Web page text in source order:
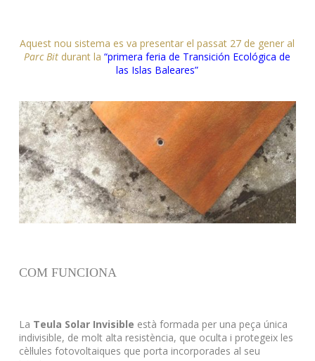
Aquest nou sistema es va presentar el passat 27 de gener al
Parc Bit durant la“primera feria de Transición Ecológica de
las Islas Baleares”
COM FUNCIONA
La Teula Solar Invisible està formada per una peça única
indivisible, de molt alta resistència, que oculta i protegeix les
cèl·lules fotovoltaiques que porta incorporades al seu